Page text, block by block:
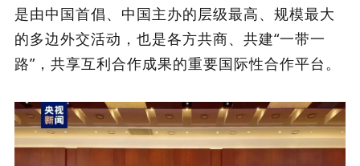
是由中国首倡、中国主办的层级最高、规模最大
的多边外交活动，也是各方共商、共建“一带一
路”，共享互利合作成果的重要国际性合作平台。